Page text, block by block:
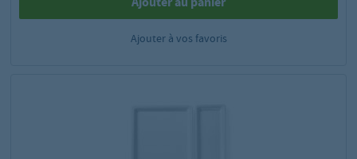
Ajouter à vos favoris